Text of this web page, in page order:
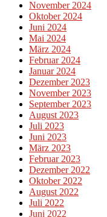
November 2024
Oktober 2024
Juni 2024
Mai 2024
März 2024
Februar 2024
Januar 2024
Dezember 2023
November 2023
September 2023
August 2023
Juli 2023
Juni 2023
März 2023
Februar 2023
Dezember 2022
Oktober 2022
August 2022
Juli 2022
Juni 2022